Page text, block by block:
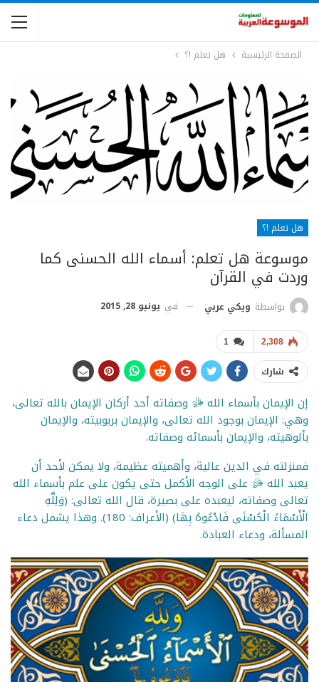
الصفحة الرئيسية هل تعلم !؟
هل تعلم !؟
موسوعة هل تعلم: أسماء الله الحسنى كما
وردت في القرآن
بواسطة ويكي عربي في يونيو 28, 2015
1 2,308
شارك
إن الإيمان بأسماء الله ﷻ وصفاته أحد أركان الإيمان بالله تعالى،
وهي: الإيمان بوجود الله تعالى، والإيمان بربوبيته، والإيمان
بألوهيته، والإيمان بأسمائه وصفاته.
فمنزلته في الدين عالية، وأهميته عظيمة، ولا يمكن لأحد أن
يعبد الله ﷻ على الوجه الأكمل حتى يكون على علم بأسماء الله
تعالى وصفاته، ليعبده على بصيرة، قال الله تعالى: (وَلِلَّهِ
الْأَسْمَاءُ الْحُسْنَى فَادْعُوهُ بِهَا) (الأعراف: 180). وهذا يشمل دعاء
المسألة، ودعاء العبادة.